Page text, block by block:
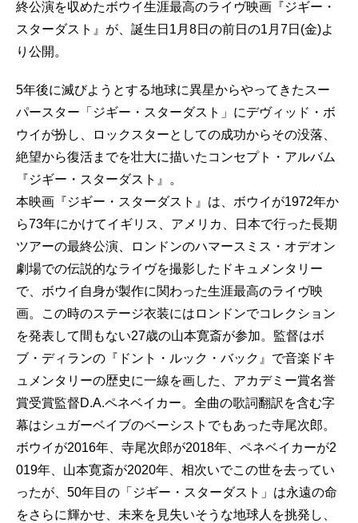
終公演を収めたボウイ生涯最高のライヴ映画『ジギー・
スターダスト』が、誕生日1月8日の前日の1月7日(金)よ
り公開。
5年後に滅びようとする地球に異星からやってきたスー
パースター「ジギー・スターダスト」にデヴィッド・ボ
ウイが扮し、ロックスターとしての成功からその没落、
絶望から復活までを壮大に描いたコンセプト・アルバム
『ジギー・スターダスト』。
本映画『ジギー・スターダスト』は、ボウイが1972年か
ら73年にかけてイギリス、アメリカ、日本で行った長期
ツアーの最終公演、ロンドンのハマースミス・オデオン
劇場での伝説的なライヴを撮影したドキュメンタリー
で、ボウイ自身が製作に関わった生涯最高のライヴ映
画。この時のステージ衣装にはロンドンでコレクション
を発表して間もない27歳の山本寛斎が参加。監督はボ
ブ・ディランの『ドント・ルック・バック』で音楽ドキ
ュメンタリーの歴史に一線を画した、アカデミー賞名誉
賞受賞監督D.A.ペネベイカー。全曲の歌詞翻訳を含む字
幕はシュガーベイブのベーシストでもあった寺尾次郎。
ボウイが2016年、寺尾次郎が2018年、ペネベイカーが2
019年、山本寛斎が2020年、相次いでこの世を去ってい
ったが、50年目の「ジギー・スターダスト」は永遠の命
をさらに輝かせ、未来を見失いそうな地球人を挑発し、